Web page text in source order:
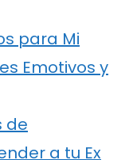
para Mi
Emotivos y
de
a tu Ex